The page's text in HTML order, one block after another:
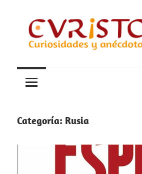
contenido
Curistoria
y
anécdotas
historia
Categoría: Rusia